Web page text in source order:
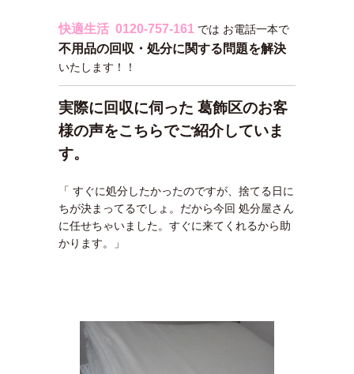
快適生活 0120-757-161 では お電話一本で
不用品の回収・処分に関する問題を解決
いたします！！
実際に回収に伺った 葛飾区のお客
様の声をこちらでご紹介していま
す。
「 すぐに処分したかったのですが、捨てる日に
ちが決まってるでしょ。だから今回 処分屋さん
に任せちゃいました。すぐに来てくれるから助
かります。」